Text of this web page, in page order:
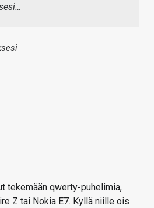
tekemään qwerty-puhelimia,
Z tai Nokia E7. Kyllä niille ois